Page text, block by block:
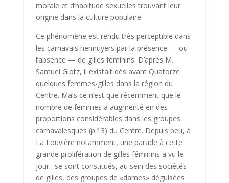
morale et d’habitude sexuelles trouvant leur
origine dans la culture populaire.
Ce phénomène est rendu très perceptible dans
les carnavals hennuyers par la présence — ou
l’absence — de gilles féminins. D’après M.
Samuel Glotz, il existait dès avant Quatorze
quelques femmes-gilles dans la région du
Centre. Mais ce n’est que récemment que le
nombre de femmes a augmenté en des
proportions considérables dans les groupes
carnavalesques (p.13) du Centre. Depuis peu, à
La Louvière notamment, une parade à cette
grande prolifération de gilles féminins a vu le
jour : se sont consti­tués, au sein des sociétés
de gilles, des groupes de «dames» déguisées